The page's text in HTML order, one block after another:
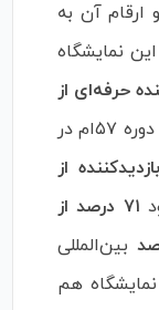
ارقام آن به
مشاهده است. دوره ۵۸ام این نمایشگاه
حرفه‌ای از
مختلف بود. پیش از آن نیز، دوره ۵۷ام در
۳۱،۴۵۹ بازدیدکننده از
۷۱ درصد از
بین‌المللی
هم